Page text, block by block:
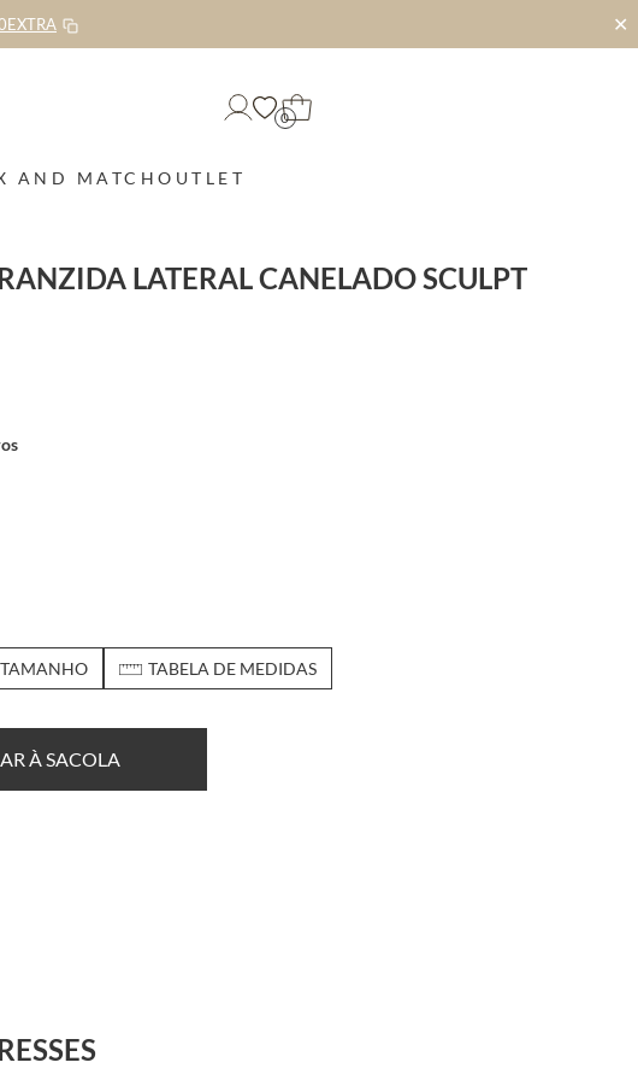
✕
0
AND MATCHOUTLET
LATERAL CANELADO SCULPT
TAMANHO TABELA DE MEDIDAS
À SACOLA